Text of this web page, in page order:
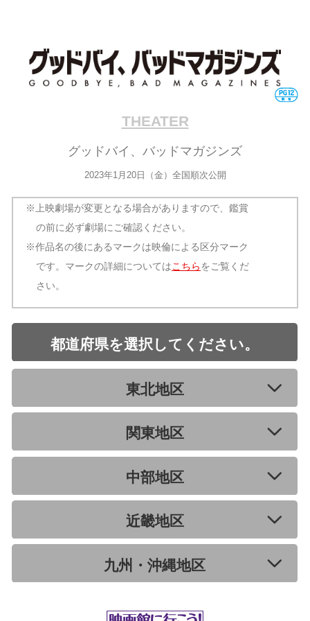
THEATER
グッドバイ、バッドマガジンズ
2023年1月20日（金）全国順次公開
※上映劇場が変更となる場合がありますので、鑑賞
の前に必ず劇場にご確認ください。
※作品名の後にあるマークは映倫による区分マーク
です。マークの詳細についてはこちらをご覧くだ
さい。
都道府県を選択してください。
東北地区
関東地区
中部地区
近畿地区
九州・沖縄地区